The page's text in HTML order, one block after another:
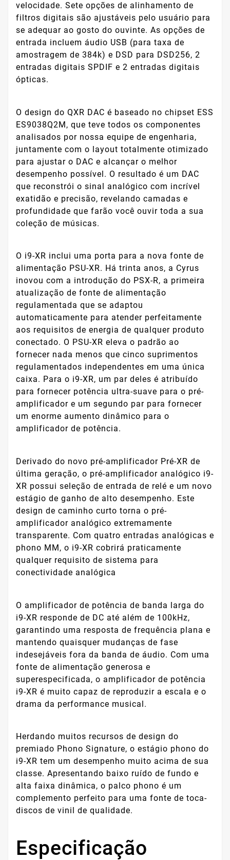
velocidade. Sete opções de alinhamento de
filtros digitais são ajustáveis ​​pelo usuário para
se adequar ao gosto do ouvinte. As opções de
entrada incluem áudio USB (para taxa de
amostragem de 384k) e DSD para DSD256, 2
entradas digitais SPDIF e 2 entradas digitais
ópticas.
O design do QXR DAC é baseado no chipset ESS
ES9038Q2M, que teve todos os componentes
analisados ​​por nossa equipe de engenharia,
juntamente com o layout totalmente otimizado
para ajustar o DAC e alcançar o melhor
desempenho possível. O resultado é um DAC
que reconstrói o sinal analógico com incrível
exatidão e precisão, revelando camadas e
profundidade que farão você ouvir toda a sua
coleção de músicas.
O i9-XR inclui uma porta para a nova fonte de
alimentação PSU-XR. Há trinta anos, a Cyrus
inovou com a introdução do PSX-R, a primeira
atualização de fonte de alimentação
regulamentada que se adaptou
automaticamente para atender perfeitamente
aos requisitos de energia de qualquer produto
conectado. O PSU-XR eleva o padrão ao
fornecer nada menos que cinco suprimentos
regulamentados independentes em uma única
caixa. Para o i9-XR, um par deles é atribuído
para fornecer potência ultra-suave para o pré-
amplificador e um segundo par para fornecer
um enorme aumento dinâmico para o
amplificador de potência.
Derivado do novo pré-amplificador Pré-XR de
última geração, o pré-amplificador analógico i9-
XR possui seleção de entrada de relé e um novo
estágio de ganho de alto desempenho. Este
design de caminho curto torna o pré-
amplificador analógico extremamente
transparente. Com quatro entradas analógicas e
phono MM, o i9-XR cobrirá praticamente
qualquer requisito de sistema para
conectividade analógica
O amplificador de potência de banda larga do
i9-XR responde de DC até além de 100kHz,
garantindo uma resposta de frequência plana e
mantendo quaisquer mudanças de fase
indesejáveis ​​fora da banda de áudio. Com uma
fonte de alimentação generosa e
superespecificada, o amplificador de potência
i9-XR é muito capaz de reproduzir a escala e o
drama da performance musical.
Herdando muitos recursos de design do
premiado Phono Signature, o estágio phono do
i9-XR tem um desempenho muito acima de sua
classe. Apresentando baixo ruído de fundo e
alta faixa dinâmica, o palco phono é um
complemento perfeito para uma fonte de toca-
discos de vinil de qualidade.
Especificação